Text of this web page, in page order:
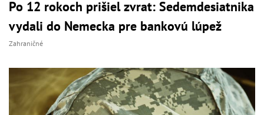
Po 12 rokoch prišiel zvrat: Sedemdesiatnika
vydali do Nemecka pre bankovú lúpež
Zahraničné